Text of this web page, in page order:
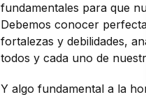
fundamentales para que
Debemos conocer
fortalezas y debilidades,
todos y cada uno de
Y algo fundamental a la